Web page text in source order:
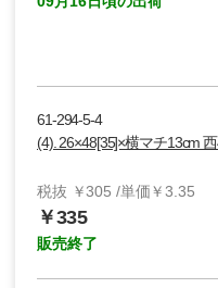
61-294-5-4
(4). 26×48[35]×横マチ13cm
税抜 ￥305 /単価￥3.35
￥335
販売終了